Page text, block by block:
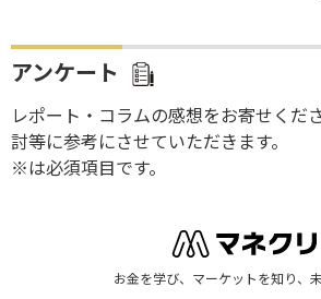
アンケート
レポート・コラムの感想をお寄せくだ
討等に参考にさせていただきます。
※は必須項目です。
お金を学び、マーケットを知り、